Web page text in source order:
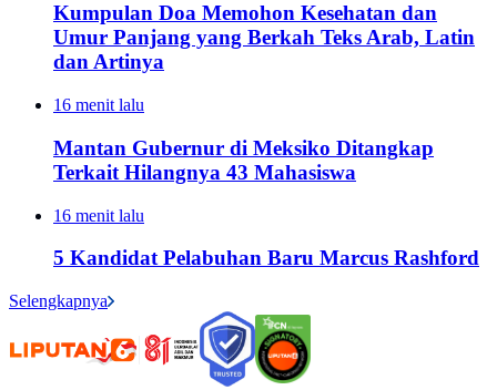
Kumpulan Doa Memohon Kesehatan dan
Umur Panjang yang Berkah Teks Arab, Latin
dan Artinya
16 menit lalu
Mantan Gubernur di Meksiko Ditangkap
Terkait Hilangnya 43 Mahasiswa
16 menit lalu
5 Kandidat Pelabuhan Baru Marcus Rashford
Selengkapnya